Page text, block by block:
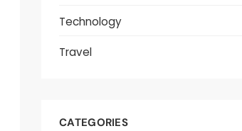
Technology
Travel
CATEGORIES